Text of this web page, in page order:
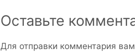
Оставьте
Для отправки комментария